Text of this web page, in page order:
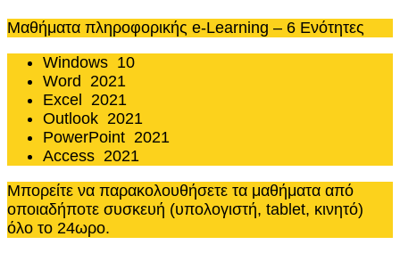
Μαθήματα πληροφορικής e-Learning – 6 Ενότητες
Windows 10
Word 2021
Excel 2021
Outlook 2021
PowerPoint 2021
Access 2021
Μπορείτε να παρακολουθήσετε τα μαθήματα από
οποιαδήποτε συσκευή (υπολογιστή, tablet, κινητό)
όλο το 24ωρο.